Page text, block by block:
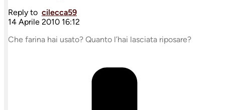
Reply to cilecca59
14 Aprile 2010 16:12
Che farina hai usato? Quanto l’hai lasciata riposare?